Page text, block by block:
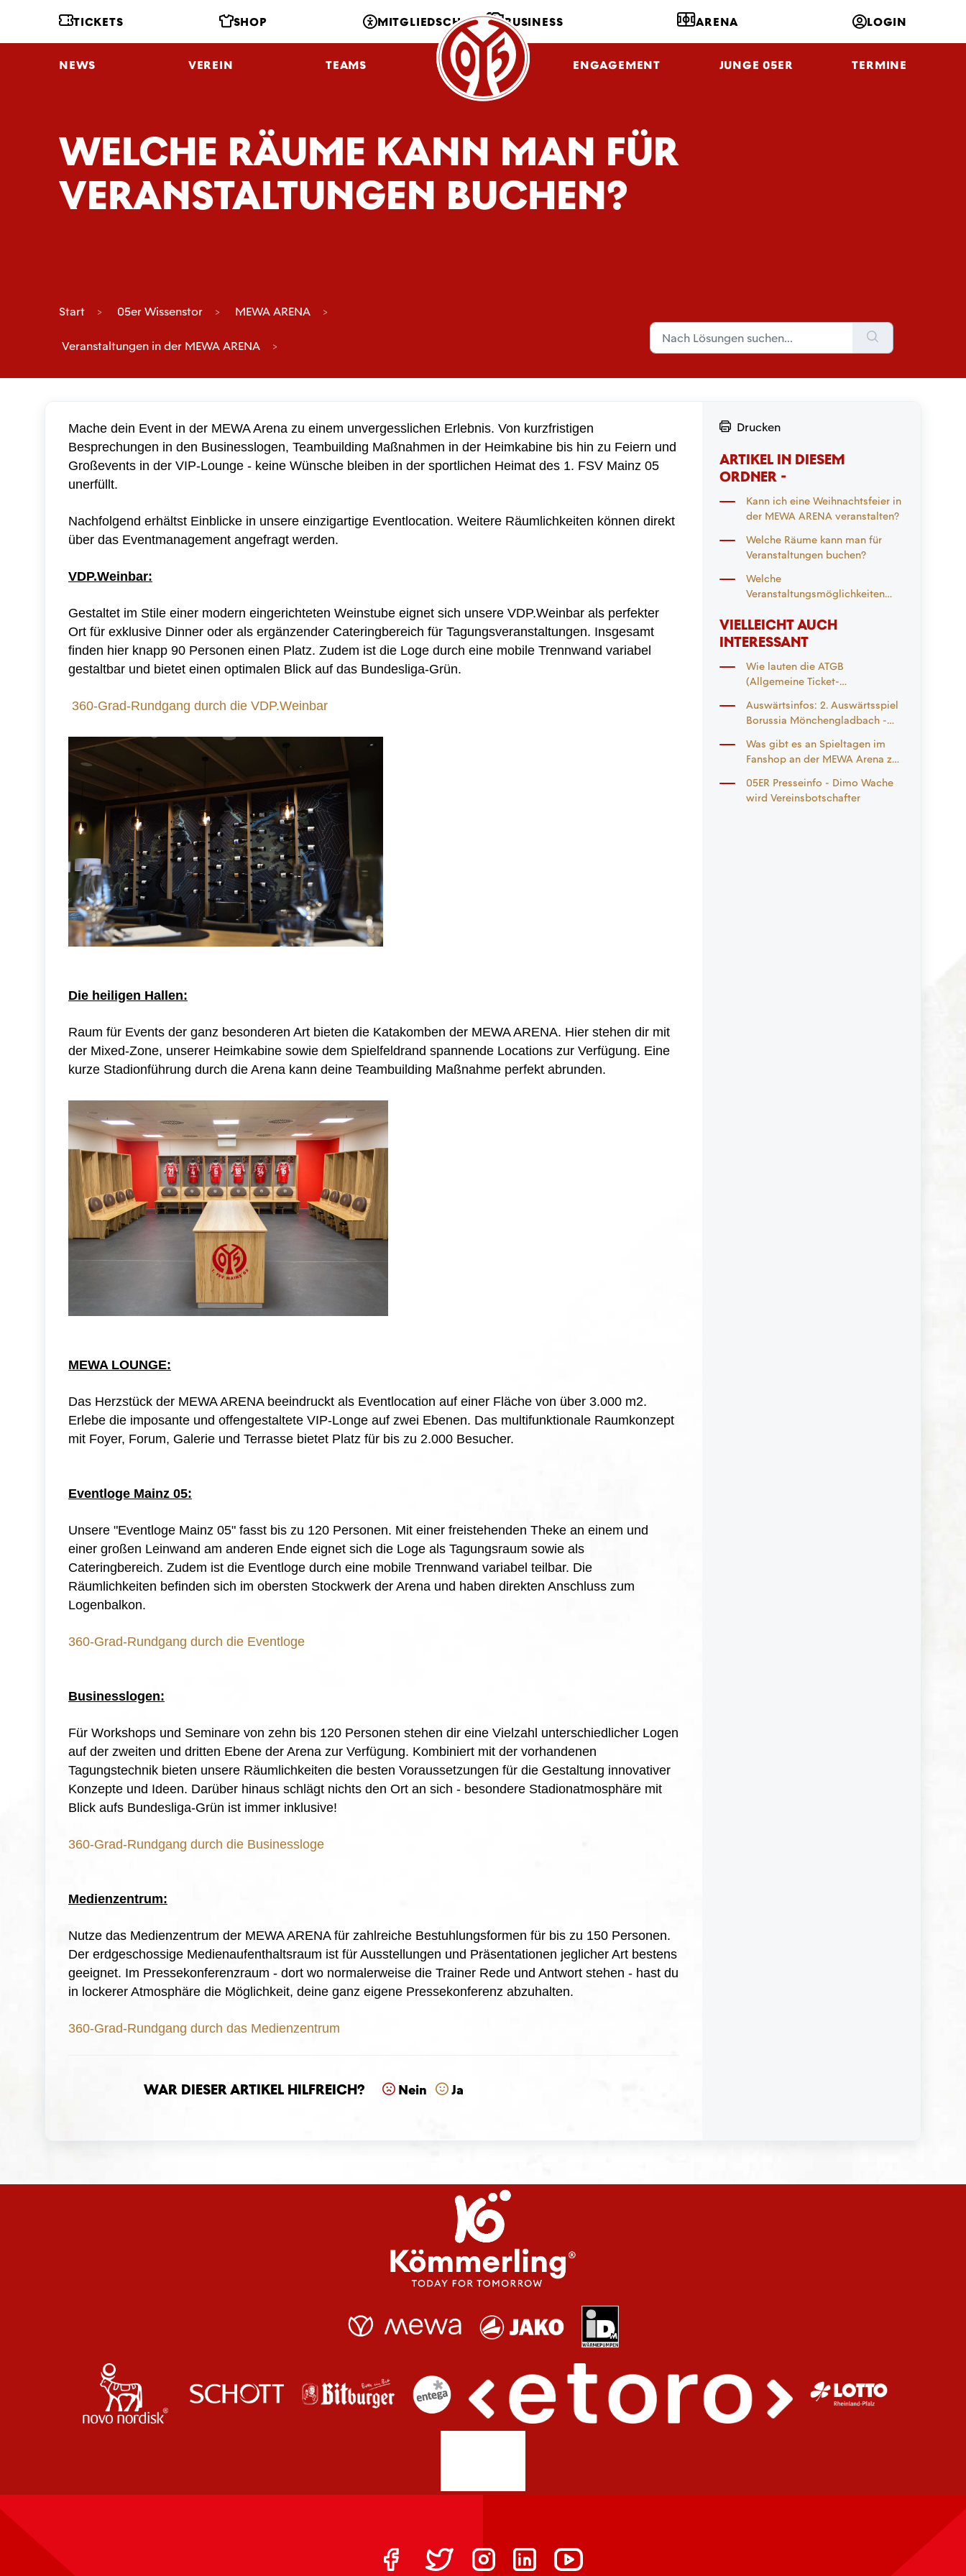
TICKETS SHOP MITGLIEDSCHAFT BUSINESS ARENA LOGIN
NEWS VEREIN TEAMS NLZ FANS ENGAGEMENT JUNGE 05ER TERMINE
WELCHE RÄUME KANN MAN FÜR
VERANSTALTUNGEN BUCHEN?
Start 05er Wissenstor MEWA ARENA
Veranstaltungen in der MEWA ARENA
Mache dein Event in der MEWA Arena zu einem unvergesslichen Erlebnis. Von kurzfristigen
Besprechungen in den Businesslogen, Teambuilding Maßnahmen in der Heimkabine bis hin zu Feiern und
Großevents in der VIP-Lounge - keine Wünsche bleiben in der sportlichen Heimat des 1. FSV Mainz 05
unerfüllt.
Nachfolgend erhältst Einblicke in unsere einzigartige Eventlocation. Weitere Räumlichkeiten können direkt
über das Eventmanagement angefragt werden.
VDP.Weinbar:
Gestaltet im Stile einer modern eingerichteten Weinstube eignet sich unsere VDP.Weinbar als perfekter
Ort für exklusive Dinner oder als ergänzender Cateringbereich für Tagungsveranstaltungen. Insgesamt
finden hier knapp 90 Personen einen Platz. Zudem ist die Loge durch eine mobile Trennwand variabel
gestaltbar und bietet einen optimalen Blick auf das Bundesliga-Grün.
360-Grad-Rundgang durch die VDP.Weinbar
Die heiligen Hallen:
Raum für Events der ganz besonderen Art bieten die Katakomben der MEWA ARENA. Hier stehen dir mit
der Mixed-Zone, unserer Heimkabine sowie dem Spielfeldrand spannende Locations zur Verfügung. Eine
kurze Stadionführung durch die Arena kann deine Teambuilding Maßnahme perfekt abrunden.
MEWA LOUNGE:
Das Herzstück der MEWA ARENA beeindruckt als Eventlocation auf einer Fläche von über 3.000 m2.
Erlebe die imposante und offengestaltete VIP-Longe auf zwei Ebenen. Das multifunktionale Raumkonzept
mit Foyer, Forum, Galerie und Terrasse bietet Platz für bis zu 2.000 Besucher.
Eventloge Mainz 05:
Unsere "Eventloge Mainz 05" fasst bis zu 120 Personen. Mit einer freistehenden Theke an einem und
einer großen Leinwand am anderen Ende eignet sich die Loge als Tagungsraum sowie als
Cateringbereich. Zudem ist die Eventloge durch eine mobile Trennwand variabel teilbar. Die
Räumlichkeiten befinden sich im obersten Stockwerk der Arena und haben direkten Anschluss zum
Logenbalkon.
360-Grad-Rundgang durch die Eventloge
Businesslogen:
Für Workshops und Seminare von zehn bis 120 Personen stehen dir eine Vielzahl unterschiedlicher Logen
auf der zweiten und dritten Ebene der Arena zur Verfügung. Kombiniert mit der vorhandenen
Tagungstechnik bieten unsere Räumlichkeiten die besten Voraussetzungen für die Gestaltung innovativer
Konzepte und Ideen. Darüber hinaus schlägt nichts den Ort an sich - besondere Stadionatmosphäre mit
Blick aufs Bundesliga-Grün ist immer inklusive!
360-Grad-Rundgang durch die Businessloge
Medienzentrum:
Nutze das Medienzentrum der MEWA ARENA für zahlreiche Bestuhlungsformen für bis zu 150 Personen.
Der erdgeschossige Medienaufenthaltsraum ist für Ausstellungen und Präsentationen jeglicher Art bestens
geeignet. Im Pressekonferenzraum - dort wo normalerweise die Trainer Rede und Antwort stehen - hast du
in lockerer Atmosphäre die Möglichkeit, deine ganz eigene Pressekonferenz abzuhalten.
360-Grad-Rundgang durch das Medienzentrum
War dieser Artikel hilfreich? Nein Ja
Drucken
ARTIKEL IN DIESEM
ORDNER -
Kann ich eine Weihnachtsfeier in
der MEWA ARENA veranstalten?
Welche Räume kann man für
Veranstaltungen buchen?
Welche
Veranstaltungsmöglichkeiten
VIELLEICHT AUCH
INTERESSANT
Wie lauten die ATGB
(Allgemeine Ticket-
Vereins?
Auswärtsinfos: 2. Auswärtsspiel
Borussia Mönchengladbach -
Was gibt es an Spieltagen im
Fanshop an der MEWA Arena zu
05ER Presseinfo - Dimo Wache
wird Vereinsbotschafter